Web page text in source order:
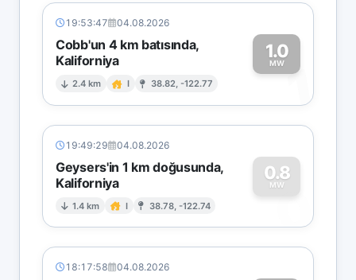
19:53:47 04.08.2026
Cobb'un 4 km batısında,
Kaliforniya
2.4 km I 38.82, -122.77
1.0
MW1
19:49:29 04.08.2026
Geysers'in 1 km doğusunda,
Kaliforniya
1.4 km I 38.78, -122.74
0.8
MW
0
18:17:58 04.08.2026